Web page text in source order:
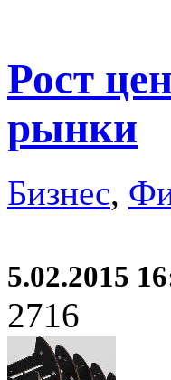
Рост
рынки
Бизнес,
5.02.2015
2716